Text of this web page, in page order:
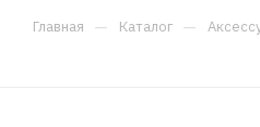
Главная — Каталог —